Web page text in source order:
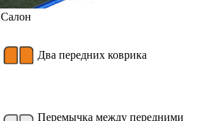
Салон
Два передних коврика
Перемычка между передними